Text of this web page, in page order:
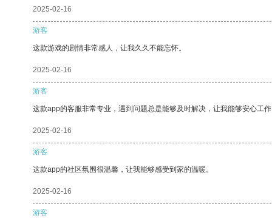
2025-02-16
游客
这款游戏的剧情非常感人，让我久久不能忘怀。
2025-02-16
游客
这款app的客服非常专业，遇到问题总是能够及时解决，让我能够安心工
2025-02-16
游客
这款app的社区氛围很温馨，让我能够感受到家的温暖。
2025-02-16
游客